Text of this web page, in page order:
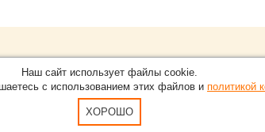
О проекте
Карта сайта
Обращайтесь на портал
С новостями, пресс-
По вопросам
Пользовательское
Наш сайт использует файлы cookie.
с использованием этих файлов и политикой
ХОРОШО